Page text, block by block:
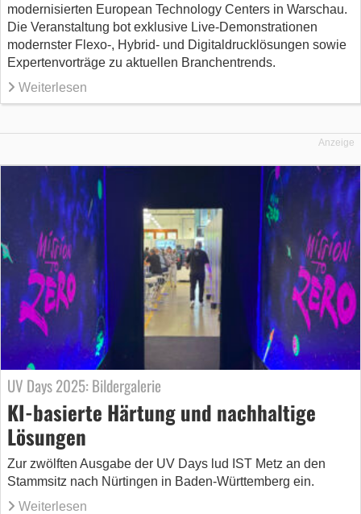
modernisierten European Technology Centers in Warschau.
Die Veranstaltung bot exklusive Live-Demonstrationen
modernster Flexo-, Hybrid- und Digitaldrucklösungen sowie
Expertenvorträge zu aktuellen Branchentrends.
Weiterlesen
Anzeige
UV Days 2025: Bildergalerie
KI-basierte Härtung und nachhaltige
Lösungen
Zur zwölften Ausgabe der UV Days lud IST Metz an den
Stammsitz nach Nürtingen in Baden-Württemberg ein.
Weiterlesen